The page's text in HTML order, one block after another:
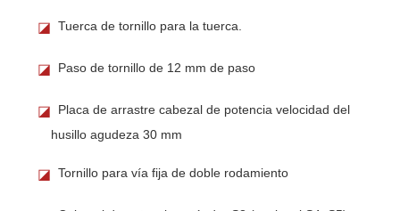
◪ Tuerca de tornillo para la tuerca.
◪ Paso de tornillo de 12 mm de paso
◪ Placa de arrastre cabezal de potencia velocidad del
husillo agudeza 30 mm
◪ Tornillo para vía fija de doble rodamiento